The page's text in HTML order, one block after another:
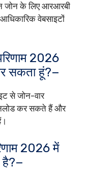
जोन के लिए आरआरबी
वेबसाइटों
2026
सकता हूं?−
से जोन-वार
कर सकते हैं और
2026 में
है?−